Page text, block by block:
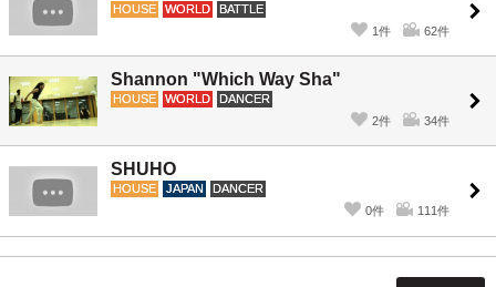
HOUSE WORLD
BATTLE
1件
62件
Shannon "Which Way Sha"
HOUSE WORLD
DANCER
2件
34件
SHUHO
HOUSE JAPAN
DANCER
0件
111件